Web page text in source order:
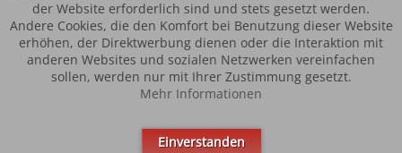
der Website erforderlich sind und stets gesetzt werden.
Andere Cookies, die den Komfort bei Benutzung dieser Website
erhöhen, der Direktwerbung dienen oder die Interaktion mit
anderen Websites und sozialen Netzwerken vereinfachen
sollen, werden nur mit Ihrer Zustimmung gesetzt.
Mehr Informationen
Einverstanden